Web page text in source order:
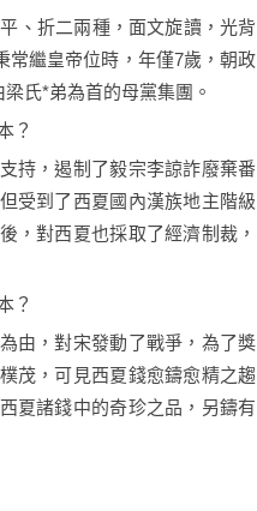
、折二兩種，面文旋讀，光背
常繼皇帝位時，年僅7歲，朝政
氏*弟為首的母黨集團。
持，遏制了毅宗李諒詐廢棄番
受到了西夏國內漢族地主階級
，對西夏也採取了經濟制裁，
由，對宋發動了戰爭，為了獎
茂，可見西夏錢愈鑄愈精之趨
夏諸錢中的奇珍之品，另鑄有